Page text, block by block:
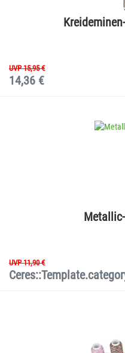
UVP 15,95 €
14,36 €
UVP 11,90 €